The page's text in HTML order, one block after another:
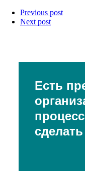
Previous post
Next post
Есть